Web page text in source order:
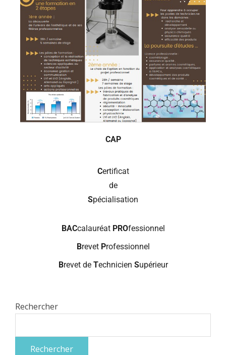
CAP
Certificat
de
Spécialisation
BACcalauréat PROfessionnel
Brevet Professionnel
Brevet de Technicien Supérieur
Rechercher
Rechercher